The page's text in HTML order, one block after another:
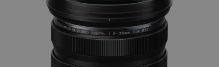
Objectieven